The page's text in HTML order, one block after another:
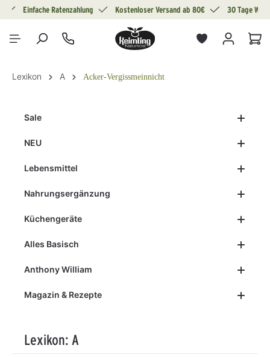
springen
Einfache Ratenzahlung Kostenloser Versand ab 80€ 30 Tage
Lexikon A Acker-Vergissmeinnicht
Sale
NEU
Lebensmittel
Nahrungsergänzung
Küchengeräte
Alles Basisch
Anthony William
Magazin & Rezepte
Lexikon: A